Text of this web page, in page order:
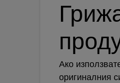
Ако
оригиналния